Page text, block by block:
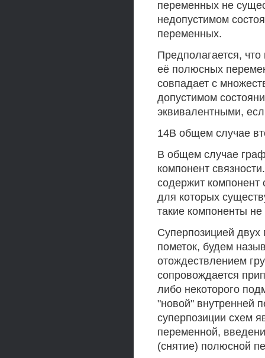
переменных не
недопустимом
переменных.
Предполагается, что
её полюсных
совпадает с
допустимом
эквивалентными,
14В общем случае
В общем случае
компонент
содержит
для которых
такие компоненты
Суперпозицией
пометок, будем
отождествлением
сопровождается
либо некоторого
"новой" внутренней
суперпозиции схем
переменной,
(снятие) полюсной